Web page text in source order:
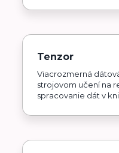
Tenzor
Viacrozmerná
strojovom učení na
spracovanie dát v